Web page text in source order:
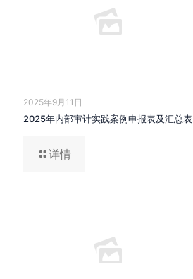
2025年9月11日
2025年内部审计实践案例申报表及汇总表
详情